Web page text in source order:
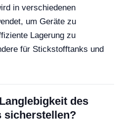
in verschiedenen
um Geräte zu
Lagerung zu
für Stickstofftanks und
des
sicherstellen?